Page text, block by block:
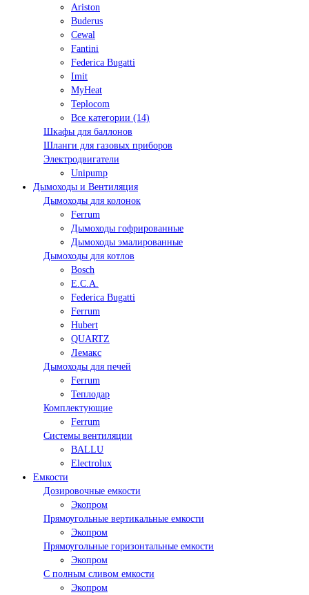
Ariston
Buderus
Cewal
Fantini
Federica Bugatti
Imit
MyHeat
Teplocom
Все категории (14)
Шкафы для баллонов
Шланги для газовых приборов
Электродвигатели
Unipump
Дымоходы и Вентиляция
Дымоходы для колонок
Ferrum
Дымоходы гофрированные
Дымоходы эмалированные
Дымоходы для котлов
Bosch
E.C.A.
Federica Bugatti
Ferrum
Hubert
QUARTZ
Лемакс
Дымоходы для печей
Ferrum
Теплодар
Комплектующие
Ferrum
Системы вентиляции
BALLU
Electrolux
Емкости
Дозировочные емкости
Экопром
Прямоугольные вертикальные емкости
Экопром
Прямоугольные горизонтальные емкости
Экопром
С полным сливом емкости
Экопром